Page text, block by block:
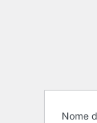
Nome